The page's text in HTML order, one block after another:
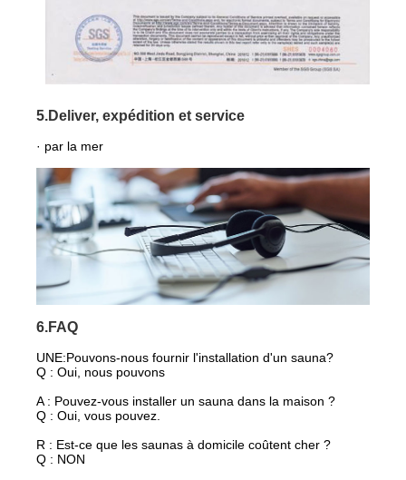
5.Deliver, expédition et service
· par la mer
6.FAQ
UNE:Pouvons-nous fournir l'installation d'un sauna?
Q : Oui, nous pouvons
A : Pouvez-vous installer un sauna dans la maison ?
Q : Oui, vous pouvez.
R : Est-ce que les saunas à domicile coûtent cher ?
Q : NON